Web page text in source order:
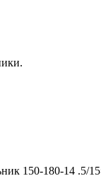
150-180-14 .5/